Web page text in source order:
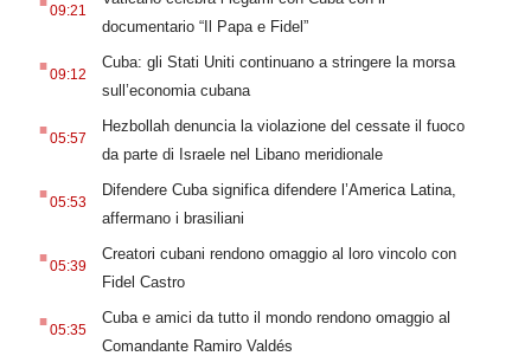
09:21
documentario “Il Papa e Fidel”
.09:12
Cuba: gli Stati Uniti continuano a stringere la morsa
sull’economia cubana
.05:57
Hezbollah denuncia la violazione del cessate il fuoco
da parte di Israele nel Libano meridionale
.05:53
Difendere Cuba significa difendere l’America Latina,
affermano i brasiliani
.05:39
Creatori cubani rendono omaggio al loro vincolo con
Fidel Castro
.05:35
Cuba e amici da tutto il mondo rendono omaggio al
Comandante Ramiro Valdés